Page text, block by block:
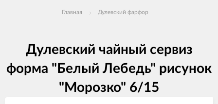
Главная Дулевский фарфор
Дулевский чайный сервиз
форма "Белый Лебедь" рисунок
"Морозко" 6/15